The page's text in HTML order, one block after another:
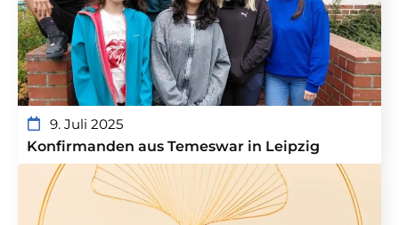
9. Juli 2025
Konfirmanden aus Temeswar in Leipzig